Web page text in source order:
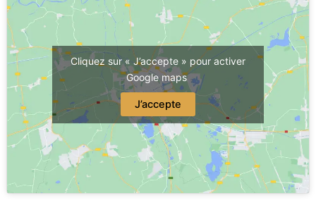
Cliquez sur « J’accepte » pour activer
Google maps
J’accepte